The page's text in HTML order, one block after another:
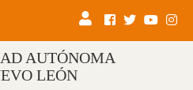
AUTÓNOMA
LEÓN